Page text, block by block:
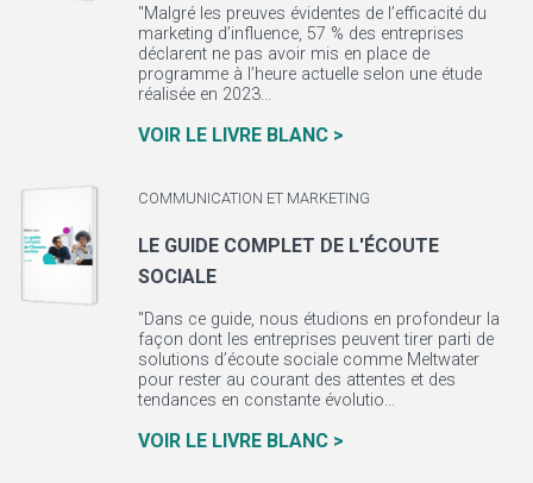
"Malgré les preuves évidentes de l’efficacité du
marketing d’influence, 57 % des entreprises
déclarent ne pas avoir mis en place de
programme à l’heure actuelle selon une étude
réalisée en 2023...
VOIR LE LIVRE BLANC >
COMMUNICATION ET MARKETING
LE GUIDE COMPLET DE L'ÉCOUTE
SOCIALE
"Dans ce guide, nous étudions en profondeur la
façon dont les entreprises peuvent tirer parti de
solutions d’écoute sociale comme Meltwater
pour rester au courant des attentes et des
tendances en constante évolutio...
VOIR LE LIVRE BLANC >